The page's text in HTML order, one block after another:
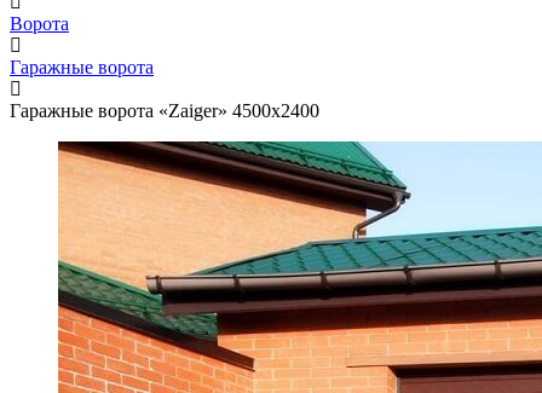
Ворота
Гаражные ворота
Гаражные ворота «Zaiger» 4500х2400